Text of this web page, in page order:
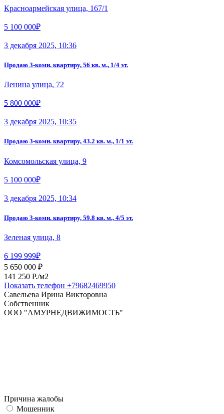
Красноармейская улица, 167/1
5 100 000₽
3 декабря 2025, 10:36
Продаю 3-комн. квартиру, 56 кв. м., 1/4 эт.
Ленина улица, 72
5 800 000₽
3 декабря 2025, 10:35
Продаю 3-комн. квартиру, 43.2 кв. м., 1/1 эт.
Комсомольская улица, 9
5 100 000₽
3 декабря 2025, 10:34
Продаю 3-комн. квартиру, 59.8 кв. м., 4/5 эт.
Зеленая улица, 8
6 199 999₽
5 650 000 ₽
141 250 P./м2
Показать телефон +79682469950
Савельева Ирина Викторовна
Собственник
ООО "АМУРНЕДВИЖИМОСТЬ"
Причина жалобы
Мошенник